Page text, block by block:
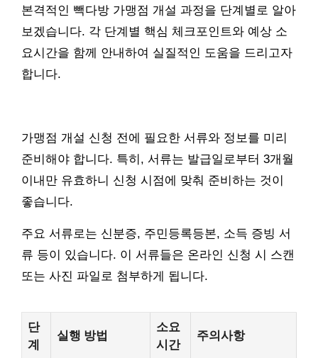
본격적인 빽다방 가맹점 개설 과정을 단계별로 알아
보겠습니다. 각 단계별 핵심 체크포인트와 예상 소
요시간을 함께 안내하여 실질적인 도움을 드리고자
합니다.
가맹점 개설 신청 전에 필요한 서류와 정보를 미리
준비해야 합니다. 특히, 서류는 발급일로부터 3개월
이내만 유효하니 신청 시점에 맞춰 준비하는 것이
좋습니다.
주요 서류로는 신분증, 주민등록등본, 소득 증빙 서
류 등이 있습니다. 이 서류들은 온라인 신청 시 스캔
또는 사진 파일로 첨부하게 됩니다.
단
계
실행 방법
소요
시간
주의사항